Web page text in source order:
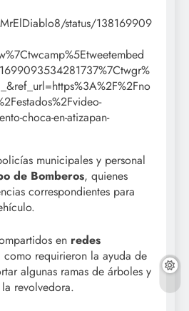
status/138169909
choca-en-atizapan-
municipales y personal
de Bomberos, quienes
correspondientes para
en redes
como requirieron la ayuda de
algunas ramas de árboles y
revolvedora.